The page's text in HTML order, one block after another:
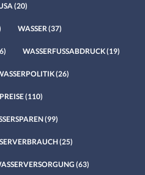
(20)
WASSER (37)
WASSERFUSSABDRUCK(19)
(26)
(110)
(99)
(25)
(63)